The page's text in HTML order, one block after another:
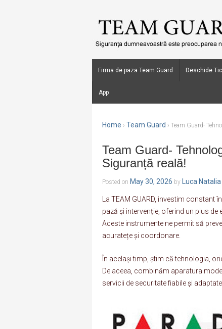
Firma de paza Team Guard Deschide
App
Home › Team Guard › Team Guard-
Team Guard-
Siguranță reală!
Posted on May 30, 2026 by Luca Natalia
La TEAM GUARD, investim
pază și intervenție, oferind un plus
Aceste instrumente ne permit să
acuratețe și coordonare.
În același timp, știm că tehnologia,
De aceea, combinăm aparatura
servicii de securitate fiabile și